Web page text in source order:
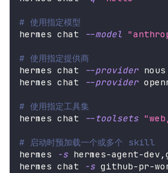
# 使用指定模型
hermes chat
--model
# 使用指定提供商
hermes chat
--provider
hermes chat
--provider
# 使用指定工具集
hermes chat
--toolsets
# 启动时预加载一个或多个 skill
hermes
-s hermes-agent-
hermes chat
-s github-pr-